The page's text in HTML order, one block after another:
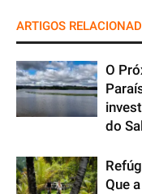
ARTIGOS
O
do
Que